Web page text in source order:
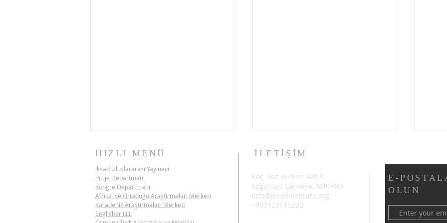
HIZLI MENÜ
Iksad Uluslararası Yayınevi
Proje Departmanı
Kongre Departmanı
Afrika ve Ortadoğu Araştırmaları Merkezi
Karadeniz Araştırmaları Merkezi
Englisher LLL
İLETİŞİM
Koç İkiz Kuleler Kat 3
Söğütözü Çankaya, ANKARA
info@iksadinstitute.org
+903129115220
E-
OLUN